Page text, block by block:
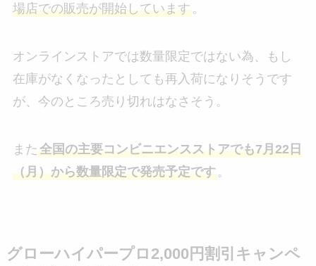
場店での販売が開始しています。
オンラインストアでは数量限定ではない為、もし
在庫がなくなったとしても再入荷になりそうです
が、今のところ売り切れはなさそう。
また全国の主要コンビニエンスストアでも7月22日
（月）から数量限定で発売予定です。
グローハイパープロ2,000円割引キャンペ